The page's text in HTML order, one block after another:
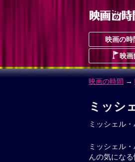
映画の
映
映画の時間 →
ミッシ
ミッシェル
ミッシェル
んの気になる